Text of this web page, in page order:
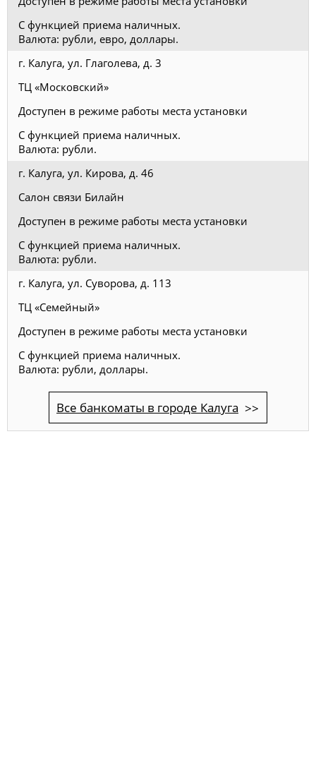
С функцией приема наличных.
Валюта: рубли, евро, доллары.
г. Калуга, ул. Глаголева, д. 3
ТЦ «Московский»
Доступен в режиме работы места установки
С функцией приема наличных.
Валюта: рубли.
г. Калуга, ул. Кирова, д. 46
Салон связи Билайн
Доступен в режиме работы места установки
С функцией приема наличных.
Валюта: рубли.
г. Калуга, ул. Суворова, д. 113
ТЦ «Семейный»
Доступен в режиме работы места установки
С функцией приема наличных.
Валюта: рубли, доллары.
Все банкоматы в городе Калуга